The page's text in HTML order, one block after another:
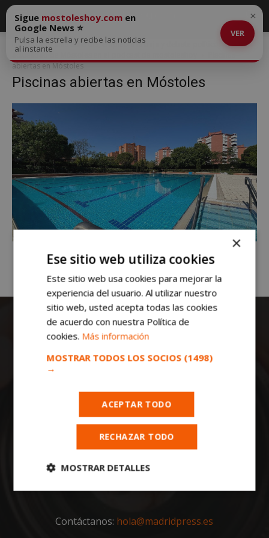
Inicio
Piscinas abiertas, empleo a la baja y debate político: la
actualidad de Móstoles en el podcast de mostoleshoy
abiertas en Móstoles
Piscinas abiertas en Móstoles
Sigue mostoleshoy.com en
Google News ⭐
Pulsa la estrella y recibe las noticias
al instante
VER
×
Todas las noticias de Móstoles en
mostoleshoy.com. Mantente informado de
toda la actualidad, noticias, eventos, ocio y
deportes de tu ciudad. ¡Síguenos!
redaccion@madridpress.es
Contáctanos: hola@madridpress.es
×
Ese sitio web utiliza cookies
Este sitio web usa cookies para mejorar la
experiencia del usuario. Al utilizar nuestro
sitio web, usted acepta todas las cookies
de acuerdo con nuestra Política de
cookies. Más información
MOSTRAR TODOS LOS SOCIOS (1498)
→
ACEPTAR TODO
RECHAZAR TODO
MOSTRAR DETALLES
Cookies
Cookies de